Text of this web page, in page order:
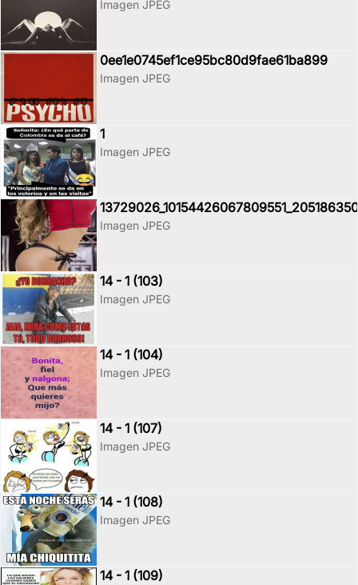
Imagen JPEG
0ee1e0745ef1ce95bc80d9fae61ba899
Imagen JPEG
1
Imagen JPEG
Imagen JPEG
14 - 1 (103)
Imagen JPEG
14 - 1 (104)
Imagen JPEG
14 - 1 (107)
Imagen JPEG
14 - 1 (108)
Imagen JPEG
14 - 1 (109)